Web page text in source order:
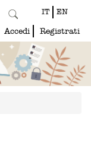
IT EN
Accedi Registrati